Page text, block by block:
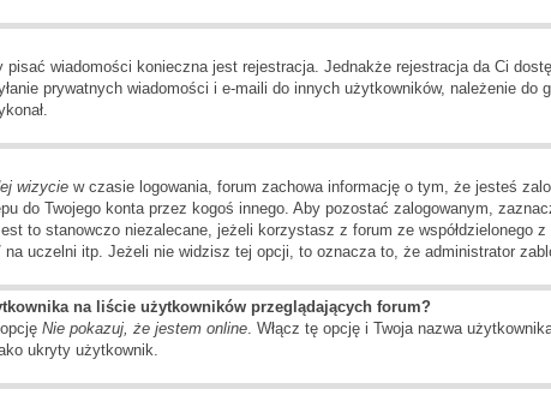
wiadomości konieczna jest rejestracja. Jednakże rejestracja da Ci
prywatnych wiadomości i e-maili do innych użytkowników, należenie do
wizycie w czasie logowania, forum zachowa informację o tym, że jesteś
do Twojego konta przez kogoś innego. Aby pozostać zalogowanym,
to stanowczo niezalecane, jeżeli korzystasz z forum ze współdzielonego
uczelni itp. Jeżeli nie widzisz tej opcji, to oznacza to, że administrator
na liście użytkowników przeglądających forum?
Nie pokazuj, że jestem online. Włącz tę opcję i Twoja nazwa
ukryty użytkownik.